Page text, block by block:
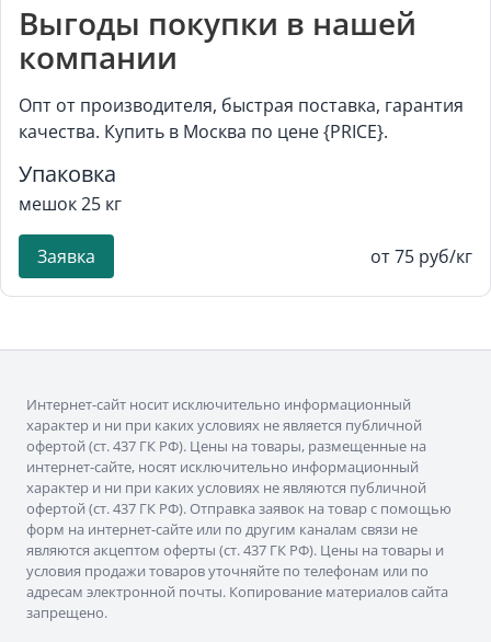
Выгоды покупки в нашей
компании
Опт от производителя, быстрая поставка, гарантия
качества. Купить в Москва по цене {PRICE}.
Упаковка
мешок 25 кг
Заявка от 75 руб/кг
Интернет-сайт носит исключительно информационный
характер и ни при каких условиях не является публичной
офертой (ст. 437 ГК РФ). Цены на товары, размещенные на
интернет-сайте, носят исключительно информационный
характер и ни при каких условиях не являются публичной
офертой (ст. 437 ГК РФ). Отправка заявок на товар с помощью
форм на интернет-сайте или по другим каналам связи не
являются акцептом оферты (ст. 437 ГК РФ). Цены на товары и
условия продажи товаров уточняйте по телефонам или по
адресам электронной почты. Копирование материалов сайта
запрещено.